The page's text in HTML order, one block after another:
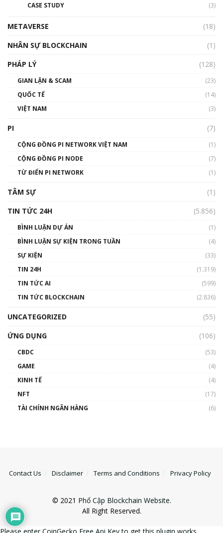
01:32:59
gió ấm
Talkshow 14: MemeCoin – Trò đùa tỷ đô
01:29:26
CASE STUDY
(3)
METAVERSE
(18)
NHÂN SỰ BLOCKCHAIN
(1)
PHÁP LÝ
(128)
GIAN LẬN & SCAM
(23)
QUỐC TẾ
(14)
VIỆT NAM
(3)
PI (7)
CỘNG ĐỒNG PI NETWORK VIỆT NAM
(1)
CỘNG ĐỒNG PI NODE
(7)
TỪ ĐIỂN PI NETWORK
(1)
TÂM SỰ
(1)
TIN TỨC 24H
(5.856)
BÌNH LUẬN DỰ ÁN
(1)
BÌNH LUẬN SỰ KIỆN TRONG TUẦN
(4)
SỰ KIỆN
(33)
TIN 24H
(1.319)
TIN TỨC AI
(599)
TIN TỨC BLOCKCHAIN
(2.836)
UNCATEGORIZED
(55)
ỨNG DỤNG
(106)
CBDC
(53)
GAME
(4)
KINH TẾ
(4)
NFT
(17)
TÀI CHÍNH NGÂN HÀNG
(6)
Contact Us Disclaimer Terms and Conditions Privacy Policy
© 2021 Phổ Cập Blockchain Website.
All Right Reserved.
Please enter CoinGecko Free Api Key to get this plugin works.